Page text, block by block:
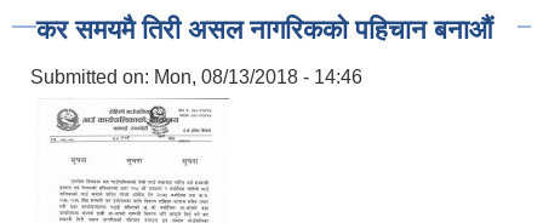
कर समयमै तिरी असल नागरिकको पहिचान बनाऔं
Submitted on: Mon, 08/13/2018 - 14:46